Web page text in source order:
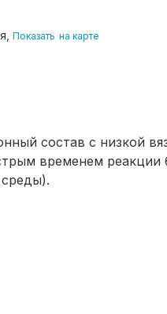
Показать на карте
состав с низкой
временем реакции